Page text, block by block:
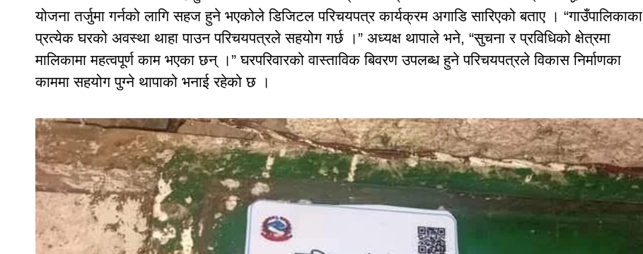
योजना तर्जुमा गर्नको लागि सहज हुने भएकोले डिजिटल परिचयपत्र कार्यक्रम अगाडि सारिएको बताए । “गाउँपालिकाका
प्रत्येक घरको अवस्था थाहा पाउन परिचयपत्रले सहयोग गर्छ ।” अध्यक्ष थापाले भने, “सुचना र प्रविधिको क्षेत्रमा
मालिकामा महत्वपूर्ण काम भएका छन् ।” घरपरिवारको वास्ताविक बिवरण उपलब्ध हुने परिचयपत्रले विकास निर्माणका
काममा सहयोग पुग्ने थापाको भनाई रहेको छ ।